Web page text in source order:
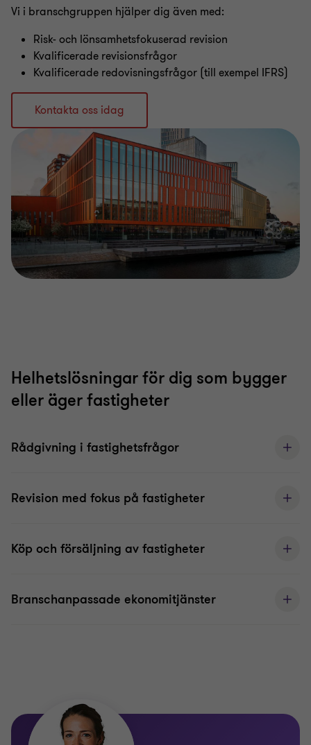
Vi i branschgruppen hjälper dig även med:
Risk- och lönsamhetsfokuserad revision
Kvalificerade revisionsfrågor
Kvalificerade redovisningsfrågor (till exempel IFRS)
Kontakta oss idag
Helhetslösningar för dig som bygger
eller äger fastigheter
Rådgivning i fastighetsfrågor
Revision med fokus på fastigheter
Köp och försäljning av fastigheter
Branschanpassade ekonomitjänster